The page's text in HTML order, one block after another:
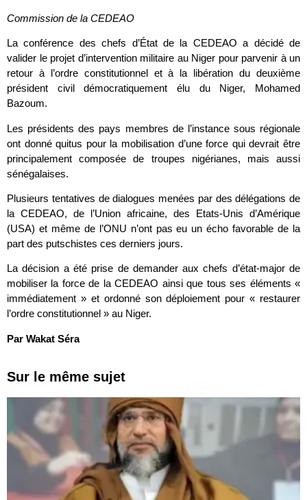
Commission de la CEDEAO
La conférence des chefs d’État de la CEDEAO a décidé de
valider le projet d’intervention militaire au Niger pour parvenir à un
retour à l’ordre constitutionnel et à la libération du deuxième
président civil démocratiquement élu du Niger, Mohamed
Bazoum.
Les présidents des pays membres de l’instance sous régionale
ont donné quitus pour la mobilisation d’une force qui devrait être
principalement composée de troupes nigérianes, mais aussi
sénégalaises.
Plusieurs tentatives de dialogues menées par des délégations de
la CEDEAO, de l’Union africaine, des Etats-Unis d’Amérique
(USA) et même de l’ONU n’ont pas eu un écho favorable de la
part des putschistes ces derniers jours.
La décision a été prise de demander aux chefs d’état-major de
mobiliser la force de la CEDEAO ainsi que tous ses éléments «
immédiatement » et ordonné son déploiement pour « restaurer
l’ordre constitutionnel » au Niger.
Par Wakat Séra
Sur le même sujet